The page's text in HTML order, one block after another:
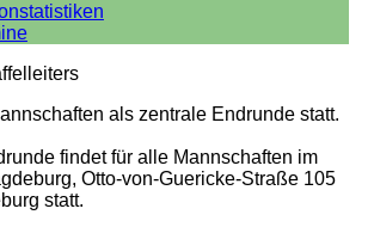
als zentrale Endrunde statt.
findet für alle Mannschaften im
Otto-von-Guericke-Straße 105
statt.